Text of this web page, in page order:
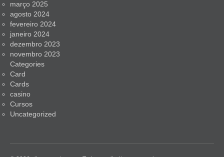
março 2025
agosto 2024
fevereiro 2024
janeiro 2024
dezembro 2023
novembro 2023
Categories
Card
Cards
casino
Cursos
Uncategorized